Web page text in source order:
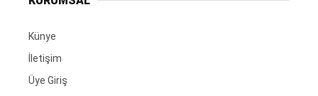
Künye
İletişim
Üye Giriş